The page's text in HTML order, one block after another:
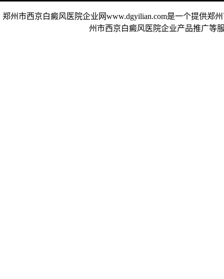
郑州市西京白癜风医院企业网www.dgyilian.com是一个提供郑
州市西京白癜风医院企业产品推广等